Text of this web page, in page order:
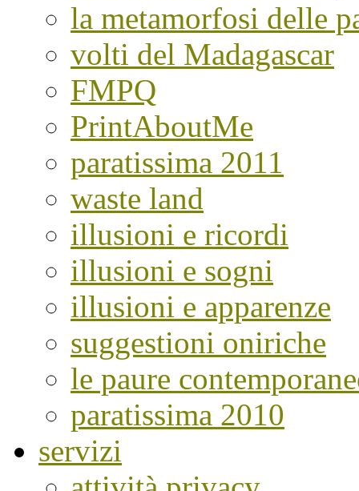
la metamorfosi delle
volti del Madagascar
FMPQ
PrintAboutMe
paratissima 2011
waste land
illusioni e ricordi
illusioni e sogni
illusioni e apparenze
suggestioni oniriche
le paure
paratissima 2010
servizi